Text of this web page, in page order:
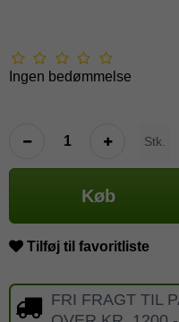
Ingen bedømmelse
Stk.
Køb
Tilføj til favoritliste
FRI FRAGT TIL